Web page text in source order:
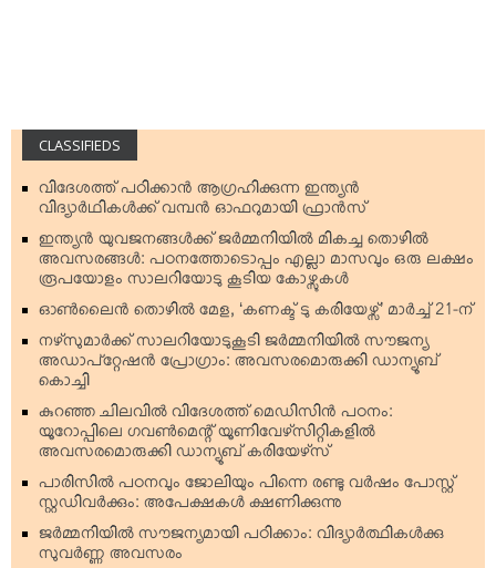
CLASSIFIEDS
വിദേശത്ത് പഠിക്കാന്‍ ആഗ്രഹിക്കുന്ന ഇന്ത്യന്‍
വിദ്യാര്‍ഥികള്‍ക്ക് വമ്പന്‍ ഓഫറുമായി ഫ്രാന്‍സ്
ഇന്ത്യന്‍ യുവജനങ്ങള്‍ക്ക് ജര്‍മ്മനിയില്‍ മികച്ച തൊഴില്‍
അവസരങ്ങള്‍: പഠനത്തോടൊപ്പം എല്ലാ മാസവും ഒരു ലക്ഷം
രൂപയോളം സാലറിയോടു കൂടിയ കോഴ്സുകള്‍
ഓണ്‍ലൈന്‍ തൊഴില്‍ മേള, ‘കണക്ട് ടു കരിയേഴ്സ്’ മാര്‍ച്ച് 21-ന്
നഴ്‌സുമാര്‍ക്ക് സാലറിയോടുകൂടി ജര്‍മ്മനിയില്‍ സൗജന്യ
അഡാപ്റ്റേഷന്‍ പ്രോഗ്രാം: അവസരമൊരുക്കി ഡാന്യൂബ്
കൊച്ചി
കുറഞ്ഞ ചിലവില്‍ വിദേശത്ത് മെഡിസിന്‍ പഠനം:
യൂറോപ്പിലെ ഗവണ്‍മെന്റ് യൂണിവേഴ്‌സിറ്റികളില്‍
അവസരമൊരുക്കി ഡാന്യൂബ് കരിയേഴ്‌സ്
പാരിസില്‍ പഠനവും ജോലിയും പിന്നെ രണ്ടു വര്‍ഷം പോസ്റ്റ്
സ്റ്റഡിവര്‍ക്കും: അപേക്ഷകള്‍ ക്ഷണിക്കുന്നു
ജര്‍മ്മനിയില്‍ സൗജന്യമായി പഠിക്കാം: വിദ്യാര്‍ത്ഥികള്‍ക്കു
സുവര്‍ണ്ണ അവസരം